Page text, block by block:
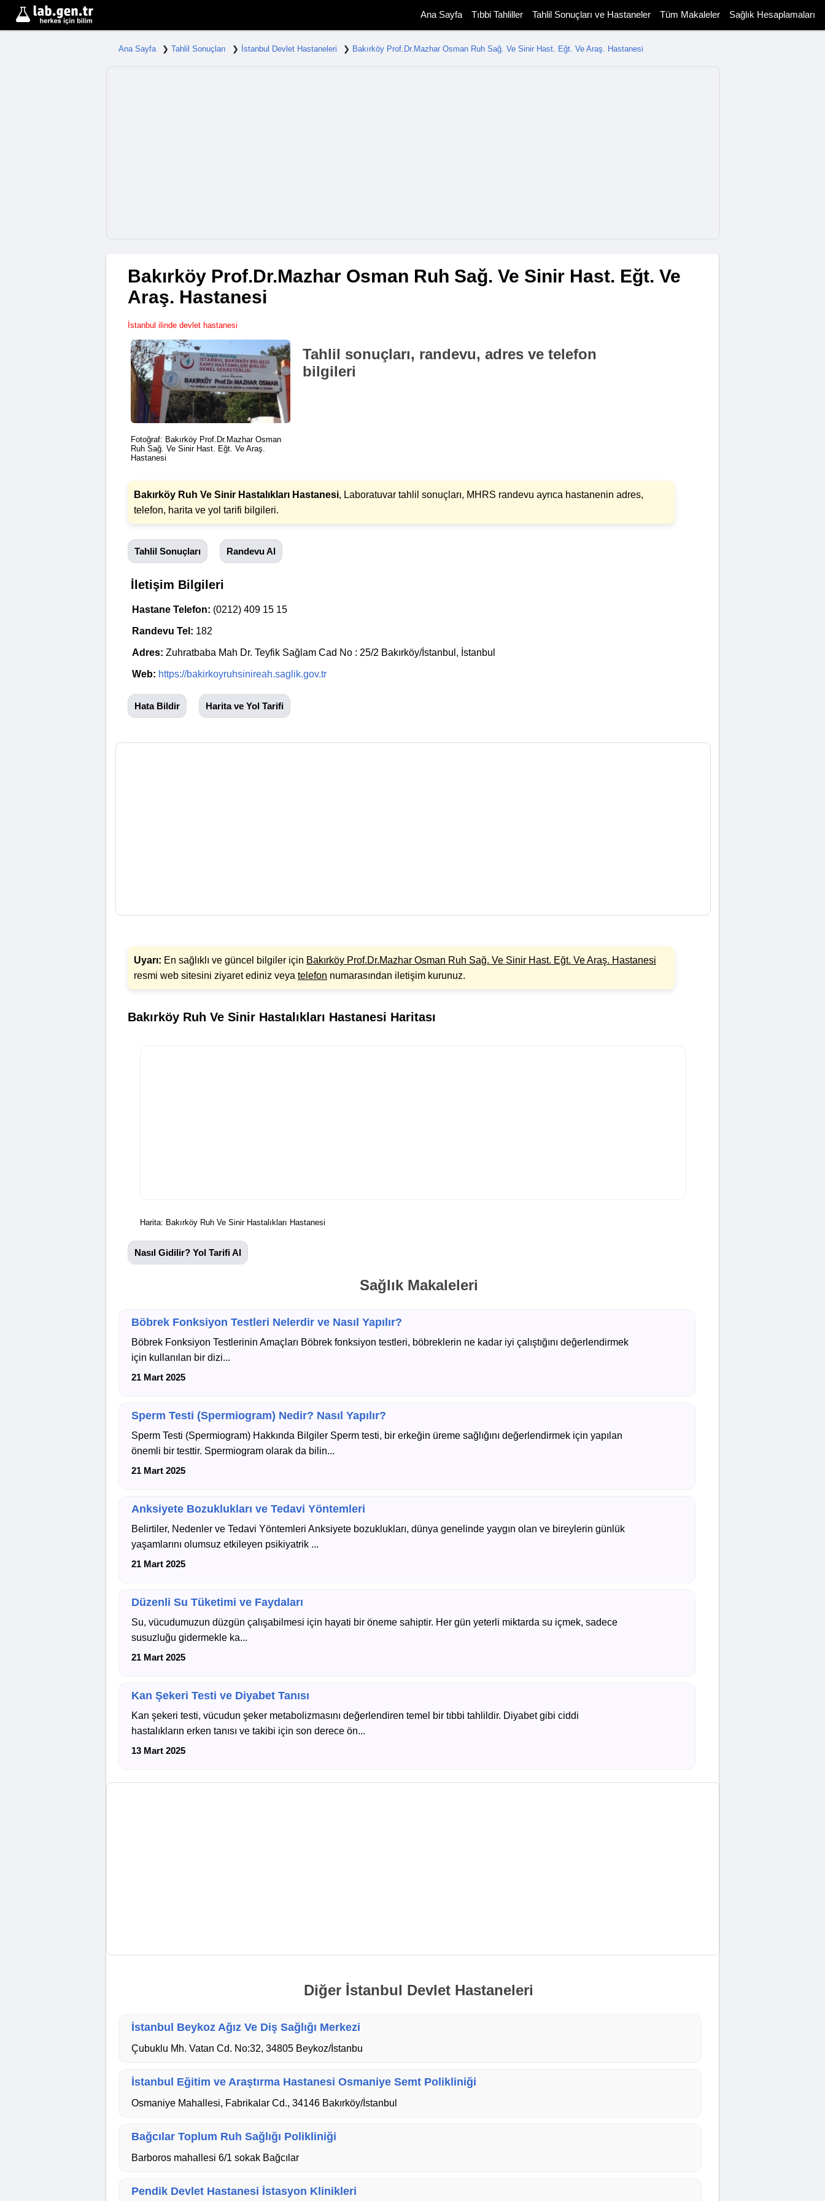
Ana Sayfa Tıbbi Tahliller Tahlil Sonuçları ve Hastaneler Tüm Makaleler Sağlık Hesaplamaları
Ana Sayfa Tahlil Sonuçları İstanbul Devlet Hastaneleri Bakırköy Prof.Dr.Mazhar Osman Ruh Sağ. Ve Sinir Hast. Eğt. Ve Araş. Hastanesi
Bakırköy Prof.Dr.Mazhar Osman Ruh Sağ. Ve Sinir Hast. Eğt. Ve
Araş. Hastanesi
İstanbul ilinde devlet hastanesi
Fotoğraf: Bakırköy Prof.Dr.Mazhar Osman
Ruh Sağ. Ve Sinir Hast. Eğt. Ve Araş.
Hastanesi
Tahlil sonuçları, randevu, adres ve telefon
bilgileri
Bakırköy Ruh Ve Sinir Hastalıkları Hastanesi, Laboratuvar tahlil sonuçları, MHRS randevu ayrıca hastanenin adres,
telefon, harita ve yol tarifi bilgileri.
Tahlil Sonuçları Randevu Al
İletişim Bilgileri
Hastane Telefon: (0212) 409 15 15
Randevu Tel: 182
Adres: Zuhratbaba Mah Dr. Teyfik Sağlam Cad No : 25/2 Bakırköy/İstanbul, İstanbul
Web: https://bakirkoyruhsinireah.saglik.gov.tr
Hata Bildir Harita ve Yol Tarifi
Uyarı: En sağlıklı ve güncel bilgiler için Bakırköy Prof.Dr.Mazhar Osman Ruh Sağ. Ve Sinir Hast. Eğt. Ve Araş. Hastanesi
resmi web sitesini ziyaret ediniz veya telefon numarasından iletişim kurunuz.
Bakırköy Ruh Ve Sinir Hastalıkları Hastanesi Haritası
Harita: Bakırköy Ruh Ve Sinir Hastalıkları Hastanesi
Nasıl Gidilir? Yol Tarifi Al
Sağlık Makaleleri
Böbrek Fonksiyon Testleri Nelerdir ve Nasıl Yapılır?
Böbrek Fonksiyon Testlerinin Amaçları Böbrek fonksiyon testleri, böbreklerin ne kadar iyi çalıştığını değerlendirmek
için kullanılan bir dizi...
21 Mart 2025
Sperm Testi (Spermiogram) Nedir? Nasıl Yapılır?
Sperm Testi (Spermiogram) Hakkında Bilgiler Sperm testi, bir erkeğin üreme sağlığını değerlendirmek için yapılan
önemli bir testtir. Spermiogram olarak da bilin...
21 Mart 2025
Anksiyete Bozuklukları ve Tedavi Yöntemleri
Belirtiler, Nedenler ve Tedavi Yöntemleri Anksiyete bozuklukları, dünya genelinde yaygın olan ve bireylerin günlük
yaşamlarını olumsuz etkileyen psikiyatrik ...
21 Mart 2025
Düzenli Su Tüketimi ve Faydaları
Su, vücudumuzun düzgün çalışabilmesi için hayati bir öneme sahiptir. Her gün yeterli miktarda su içmek, sadece
susuzluğu gidermekle ka...
21 Mart 2025
Kan Şekeri Testi ve Diyabet Tanısı
Kan şekeri testi, vücudun şeker metabolizmasını değerlendiren temel bir tıbbi tahlildir. Diyabet gibi ciddi
hastalıkların erken tanısı ve takibi için son derece ön...
13 Mart 2025
Diğer İstanbul Devlet Hastaneleri
İstanbul Beykoz Ağız Ve Diş Sağlığı Merkezi
Çubuklu Mh. Vatan Cd. No:32, 34805 Beykoz/İstanbu
İstanbul Eğitim ve Araştırma Hastanesi Osmaniye Semt Polikliniği
Osmaniye Mahallesi, Fabrikalar Cd., 34146 Bakırköy/İstanbul
Bağcılar Toplum Ruh Sağlığı Polikliniği
Barboros mahallesi 6/1 sokak Bağcılar
Pendik Devlet Hastanesi İstasyon Klinikleri